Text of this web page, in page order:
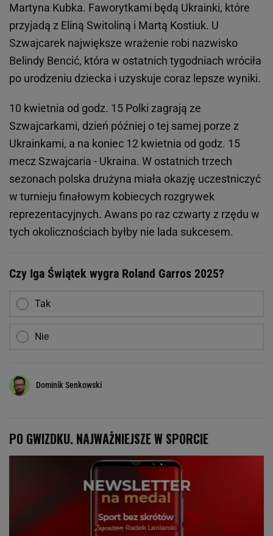
Martyna Kubka. Faworytkami będą Ukrainki, które
przyjadą z Eliną Switoliną i Martą Kostiuk. U
Szwajcarek największe wrażenie robi nazwisko
Belindy Bencić, która w ostatnich tygodniach wróciła
po urodzeniu dziecka i uzyskuje coraz lepsze wyniki.
10 kwietnia od godz. 15 Polki zagrają ze
Szwajcarkami, dzień później o tej samej porze z
Ukrainkami, a na koniec 12 kwietnia od godz. 15
mecz Szwajcaria - Ukraina. W ostatnich trzech
sezonach polska drużyna miała okazję uczestniczyć
w turnieju finałowym kobiecych rozgrywek
reprezentacyjnych. Awans po raz czwarty z rzędu w
tych okolicznościach byłby nie lada sukcesem.
Czy Iga Świątek wygra Roland Garros 2025?
Tak
Nie
Dominik Senkowski